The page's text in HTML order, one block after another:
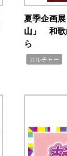
夏季企画
山」 和歌
ら
カルチャー